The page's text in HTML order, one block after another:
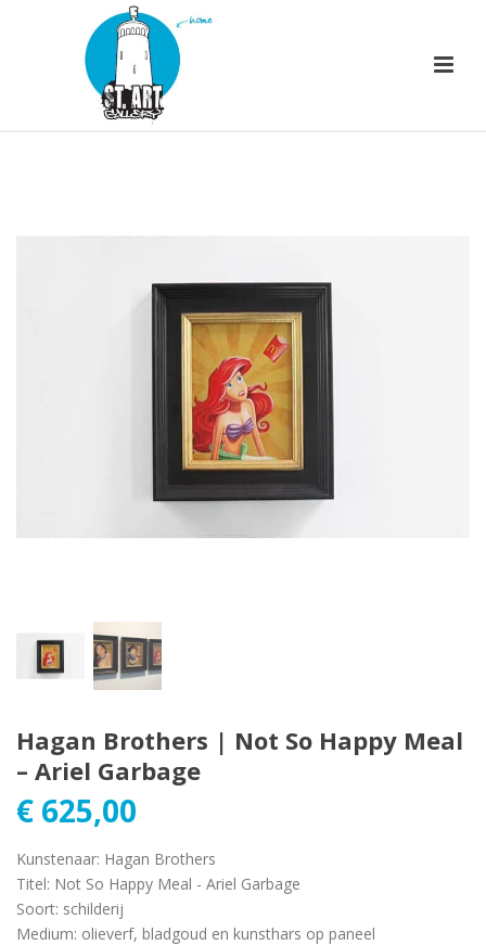
Hagan Brothers | Not So Happy Meal
– Ariel Garbage
€ 625,00
Kunstenaar: Hagan Brothers
Titel: Not So Happy Meal - Ariel Garbage
Soort: schilderij
Medium: olieverf, bladgoud en kunsthars op paneel